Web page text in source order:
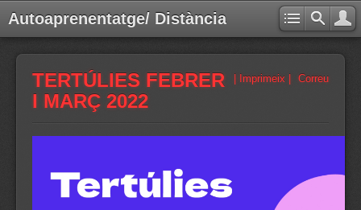
Autoaprenentatge/ Distància
Correu
| Imprimeix |
TERTÚLIES FEBRER
I MARÇ 2022